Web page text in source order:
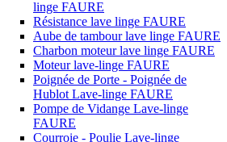
linge FAURE
Résistance lave linge FAURE
Aube de tambour lave linge FAURE
Charbon moteur lave linge FAURE
Moteur lave-linge FAURE
Poignée de Porte - Poignée de
Hublot Lave-linge FAURE
Pompe de Vidange Lave-linge
FAURE
Courroie - Poulie Lave-linge